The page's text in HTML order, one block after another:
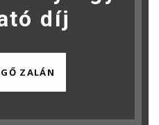
díj
ZALÁN